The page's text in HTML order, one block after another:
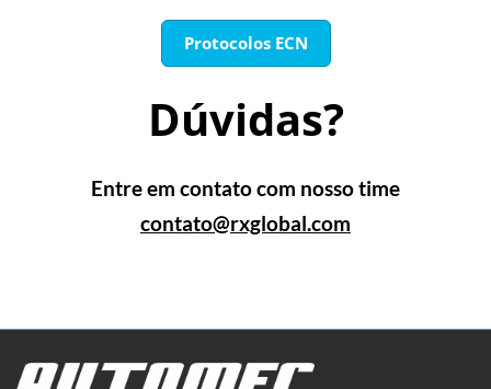
Protocolos ECN
Dúvidas?
Entre em contato com nosso time
contato@rxglobal.com